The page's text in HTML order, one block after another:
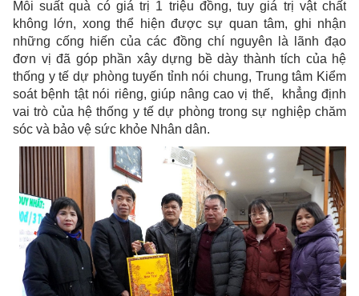
Mỗi suất quà có giá trị 1 triệu đồng, tuy giá trị vật chất
không lớn, xong thể hiện được sự quan tâm, ghi nhận
những cống hiến của các đồng chí nguyên là lãnh đạo
đơn vị đã góp phần xây dựng bề dày thành tích của hệ
thống y tế dự phòng tuyến tỉnh nói chung, Trung tâm Kiểm
soát bệnh tật nói riêng, giúp nâng cao vị thế, khẳng định
vai trò của hệ thống y tế dự phòng trong sự nghiệp chăm
sóc và bảo vệ sức khỏe Nhân dân.